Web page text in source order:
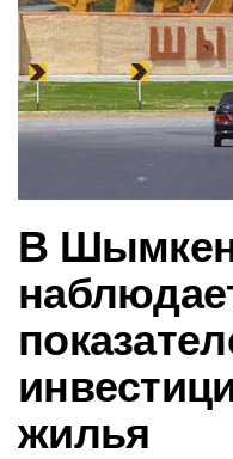
В
жилья